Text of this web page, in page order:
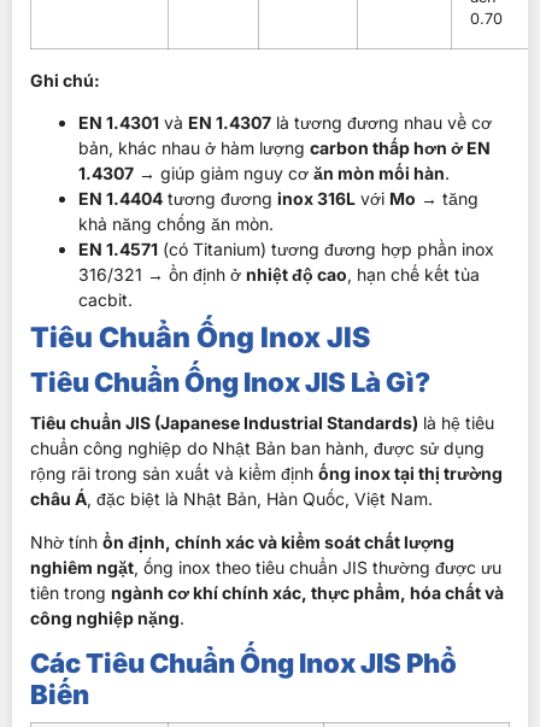
0.70
Ghi chú:
EN 1.4301 và EN 1.4307 là tương đương nhau về cơ
bản, khác nhau ở hàm lượng carbon thấp hơn ở EN
1.4307 → giúp giảm nguy cơ ăn mòn mối hàn.
EN 1.4404 tương đương inox 316L với Mo → tăng
khả năng chống ăn mòn.
EN 1.4571 (có Titanium) tương đương hợp phần inox
316/321 → ổn định ở nhiệt độ cao, hạn chế kết tủa
cacbit.
Tiêu Chuẩn Ống Inox JIS
Tiêu Chuẩn Ống Inox JIS Là Gì?
Tiêu chuẩn JIS (Japanese Industrial Standards) là hệ tiêu
chuẩn công nghiệp do Nhật Bản ban hành, được sử dụng
rộng rãi trong sản xuất và kiểm định ống inox tại thị trường
châu Á, đặc biệt là Nhật Bản, Hàn Quốc, Việt Nam.
Nhờ tính ổn định, chính xác và kiểm soát chất lượng
nghiêm ngặt, ống inox theo tiêu chuẩn JIS thường được ưu
tiên trong ngành cơ khí chính xác, thực phẩm, hóa chất và
công nghiệp nặng.
Các Tiêu Chuẩn Ống Inox JIS Phổ
Biến